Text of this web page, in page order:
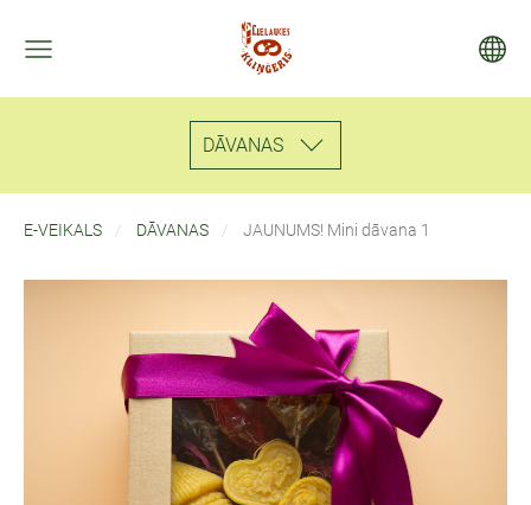
DĀVANAS
E-VEIKALS DĀVANAS JAUNUMS! Mini dāvana 1